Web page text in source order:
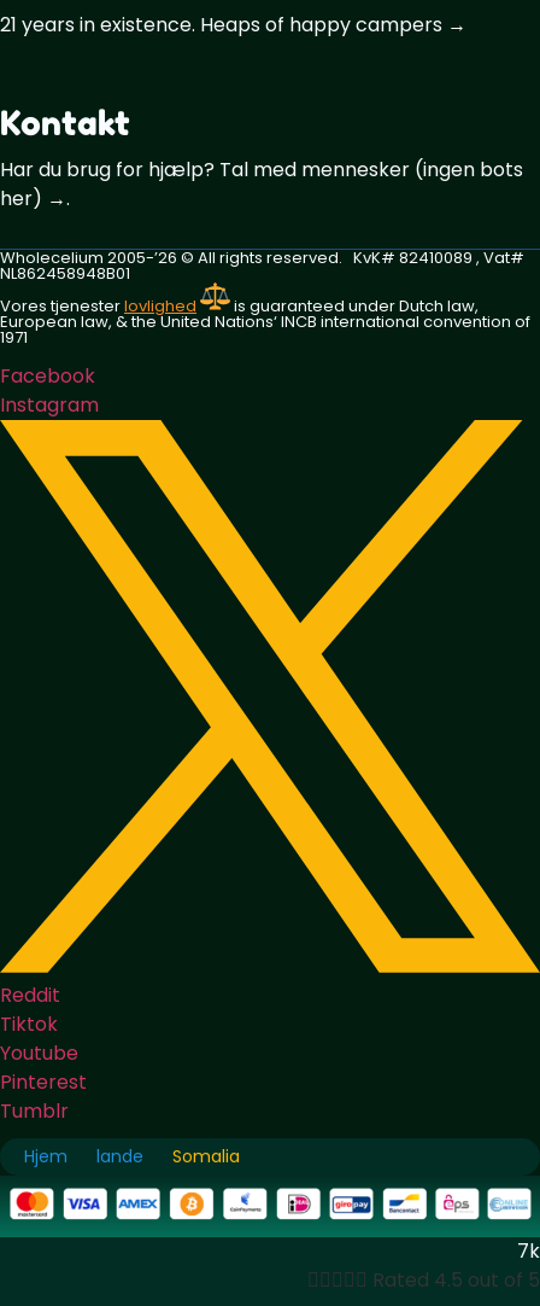
21 years in existence. Heaps of happy campers →
Kontakt
Har du brug for hjælp? Tal med mennesker (ingen bots
her) →.
Wholecelium 2005-’26 ©️ All rights reserved. KvK# 82410089 , Vat#
NL862458948B01
Vores tjenesterlovlighed is guaranteed under Dutch law,
European law, & the United Nations‘ INCB international convention of
1971
Facebook
Instagram
Reddit
Tiktok
Youtube
Pinterest
Tumblr
Hjem lande Somalia
7k
 Rated 4.5 out of 5